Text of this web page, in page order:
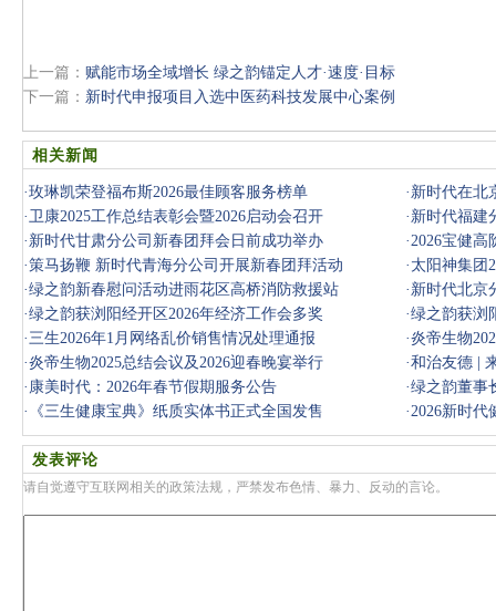
上一篇： 赋能市场全域增长 绿之韵锚定人才·速度·目标
下一篇： 新时代申报项目入选中医药科技发展中心案例
相关新闻
·玫琳凯荣登福布斯2026最佳顾客服务榜单 · 新时代在北
·卫康2025工作总结表彰会暨2026启动会召开 · 新时代福建
· 新时代甘肃分公司新春团拜会日前成功举办 ·2026宝健高
·策马扬鞭 新时代青海分公司开展新春团拜活动 · 太阳神集团
·绿之韵新春慰问活动进雨花区高桥消防救援站 · 新时代北京
·绿之韵获浏阳经开区2026年经济工作会多奖 ·绿之韵获浏
·三生2026年1月网络乱价销售情况处理通报 ·炎帝生物
·炎帝生物2025总结会议及2026迎春晚宴举行 ·和治友德 |
· 康美时代：2026年春节假期服务公告 ·绿之韵董事
年新春团拜
· 《三生健康宝典》纸质实体书正式全国发售 ·2026新时代
发表评论
请自觉遵守互联网相关的政策法规，严禁发布色情、暴力、反动的言论。